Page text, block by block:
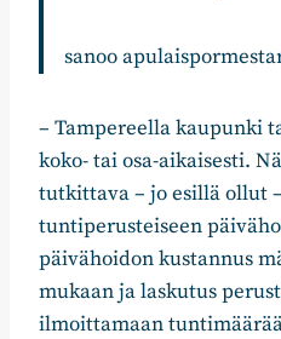
sanoo
– Tampereella kaupunki
koko- tai osa-aikaisesti.
tutkittava – jo esillä ollut
tuntiperusteiseen
päivähoidon kustannus
mukaan ja laskutus
ilmoittamaan